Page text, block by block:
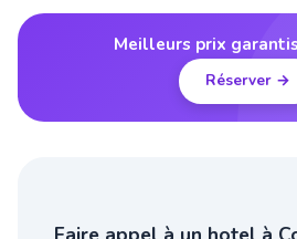
Meilleurs prix
Réserver →